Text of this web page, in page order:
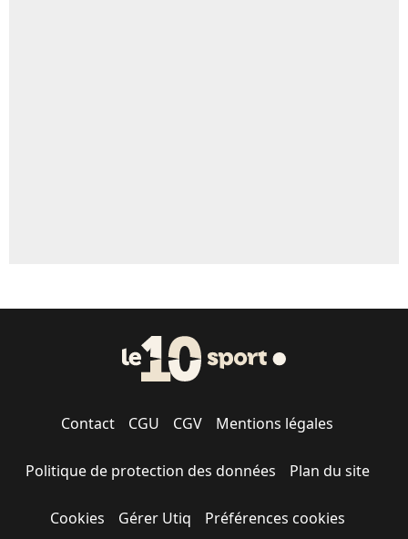
Contact CGU CGV Mentions légales
Politique de protection des données Plan du site
Cookies Gérer Utiq Préférences cookies